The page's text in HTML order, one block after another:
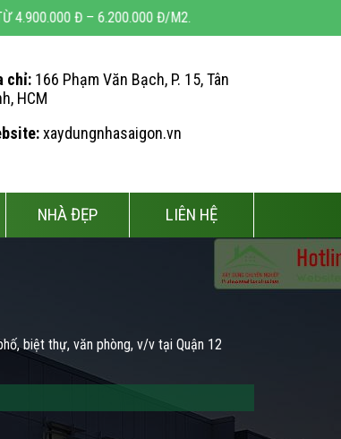
6.200.000 Đ/M2.
chỉ: 166 Phạm Văn Bạch, P. 15, Tân
HCM
xaydungnhasaigon.vn
NHÀ ĐẸP LIÊN HỆ
biệt thự, văn phòng, v/v tại Quận 12